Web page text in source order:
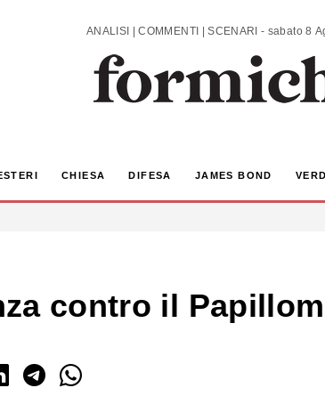
ANALISI | COMMENTI |
CHIESA DIFESA JAMES BOND
contro il